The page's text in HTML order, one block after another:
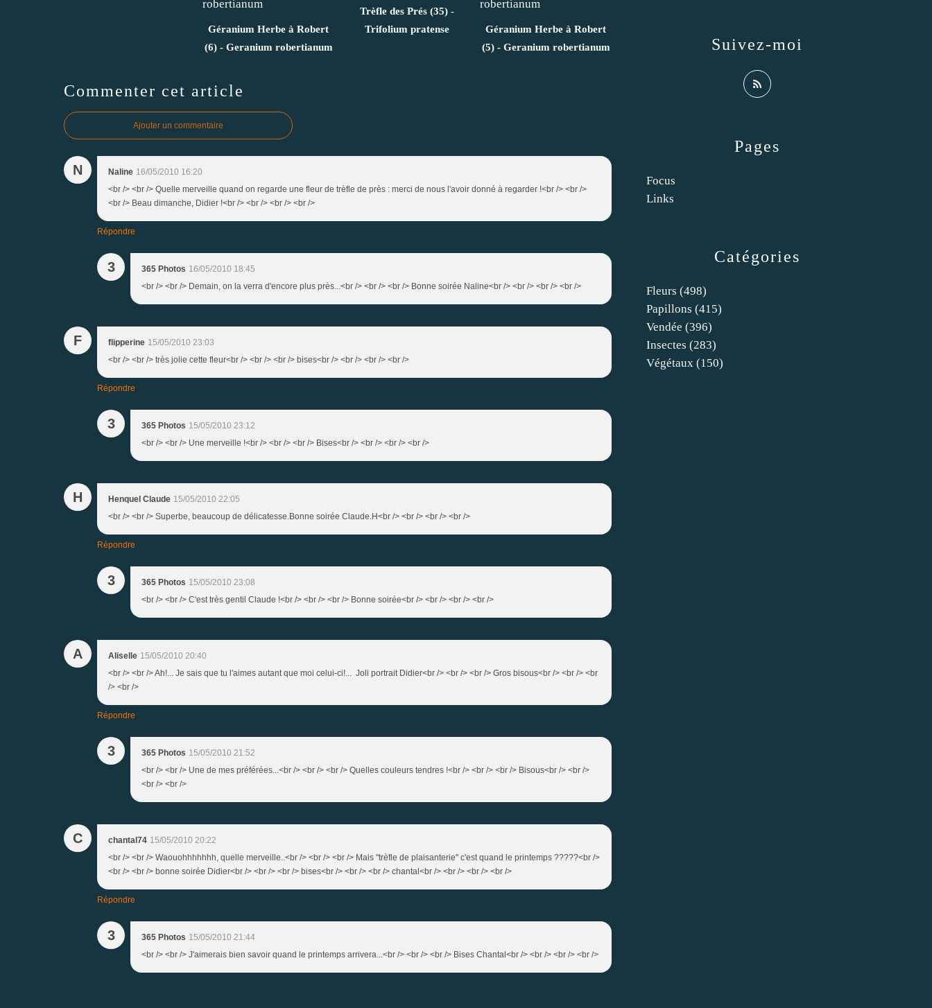
Géranium Herbe à Robert
(6) - Geranium robertianum
Trèfle des Prés (35) -
Trifolium pratense
Géranium Herbe à Robert
(5) - Geranium robertianum
Commenter cet article
Ajouter un commentaire
N Naline 16/05/2010 16:20
<br /> <br /> Quelle merveille quand on regarde une fleur de trèfle de près : merci de nous l'avoir donné à regarder !<br /> <br />
<br /> Beau dimanche, Didier !<br /> <br /> <br /> <br />
Répondre
3 365 Photos 16/05/2010 18:45
<br /> <br /> Demain, on la verra d'encore plus près...<br /> <br /> <br /> Bonne soirée Naline<br /> <br /> <br /> <br />
F flipperine 15/05/2010 23:03
<br /> <br /> très jolie cette fleur<br /> <br /> <br /> bises<br /> <br /> <br /> <br />
Répondre
3 365 Photos 15/05/2010 23:12
<br /> <br /> Une merveille !<br /> <br /> <br /> Bises<br /> <br /> <br /> <br />
H Henquel Claude 15/05/2010 22:05
<br /> <br /> Superbe, beaucoup de délicatesse.Bonne soirée Claude.H<br /> <br /> <br /> <br />
Répondre
3 365 Photos 15/05/2010 23:08
<br /> <br /> C'est très gentil Claude !<br /> <br /> <br /> Bonne soirée<br /> <br /> <br /> <br />
A Aliselle 15/05/2010 20:40
<br /> <br /> Ah!... Je sais que tu l'aimes autant que moi celui-ci!... Joli portrait Didier<br /> <br /> <br /> Gros bisous<br /> <br /> <br
/> <br />
Répondre
3 365 Photos 15/05/2010 21:52
<br /> <br /> Une de mes préférées...<br /> <br /> <br /> Quelles couleurs tendres !<br /> <br /> <br /> Bisous<br /> <br />
<br /> <br />
C chantal74 15/05/2010 20:22
<br /> <br /> Waouohhhhhhh, quelle merveille..<br /> <br /> <br /> Mais "trèfle de plaisanterie" c'est quand le printemps ?????<br />
<br /> <br /> bonne soirée Didier<br /> <br /> <br /> bises<br /> <br /> <br /> chantal<br /> <br /> <br /> <br />
Répondre
3 365 Photos 15/05/2010 21:44
<br /> <br /> J'aimerais bien savoir quand le printemps arrivera...<br /> <br /> <br /> Bises Chantal<br /> <br /> <br /> <br />
Catégories
Fleurs (498)
Papillons (415)
Vendée (396)
Insectes (283)
Végétaux (150)
Pages
Focus
Links
Suivez-moi